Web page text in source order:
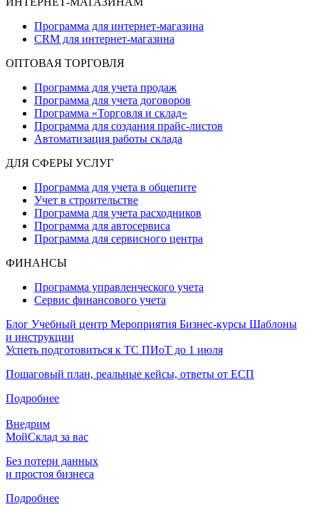
Программа для интернет-магазина
CRM для интернет-магазина
ОПТОВАЯ ТОРГОВЛЯ
Программа для учета продаж
Программа для учета договоров
Программа «Торговля и склад»
Программа для создания прайс‑листов
Автоматизация работы склада
ДЛЯ СФЕРЫ УСЛУГ
Программа для учета в общепите
Учет в строительстве
Программа для учета расходников
Программа для автосервиса
Программа для сервисного центра
ФИНАНСЫ
Программа управленческого учета
Сервис финансового учета
Блог Учебный центр Мероприятия Бизнес-курсы Шаблоны
и инструкции
Успеть подготовиться к ТС ПИоТ до 1 июля
Пошаговый план, реальные кейсы, ответы от ЕСП
Подробнее
Внедрим
МойСклад за вас
Без потери данных
и простоя бизнеса
Подробнее